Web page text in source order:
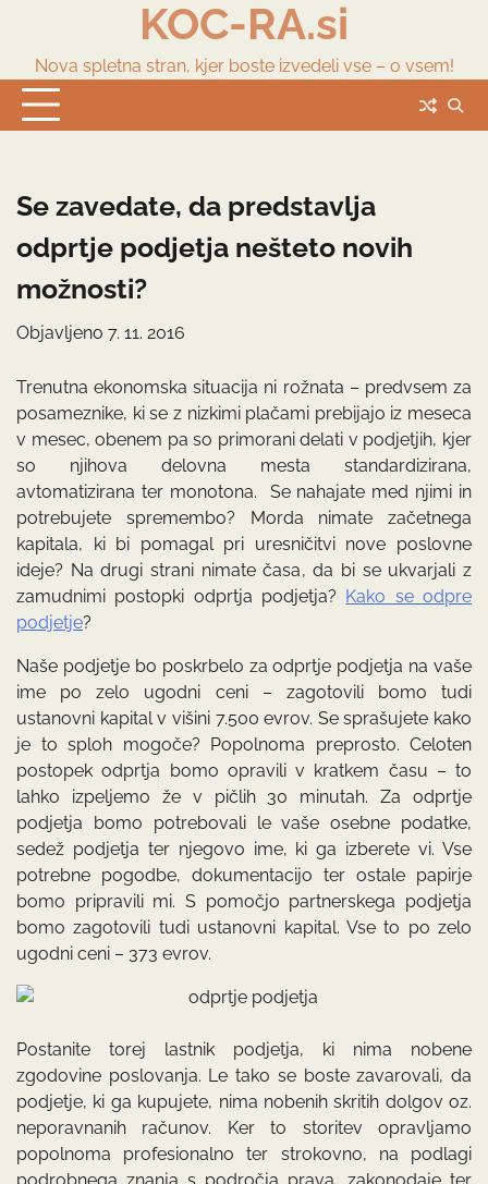
content
KOC-RA.si
Nova spletna stran, kjer boste izvedeli vse – o vsem!
Se zavedate, da predstavlja
odprtje podjetja nešteto novih
možnosti?
Objavljeno 7. 11. 2016
Trenutna ekonomska situacija ni rožnata – predvsem za
posameznike, ki se z nizkimi plačami prebijajo iz meseca
v mesec, obenem pa so primorani delati v podjetjih, kjer
so njihova delovna mesta standardizirana,
avtomatizirana ter monotona. Se nahajate med njimi in
potrebujete spremembo? Morda nimate začetnega
kapitala, ki bi pomagal pri uresničitvi nove poslovne
ideje? Na drugi strani nimate časa, da bi se ukvarjali z
zamudnimi postopki odprtja podjetja? Kako se odpre
podjetje?
Naše podjetje bo poskrbelo za odprtje podjetja na vaše
ime po zelo ugodni ceni – zagotovili bomo tudi
ustanovni kapital v višini 7.500 evrov. Se sprašujete kako
je to sploh mogoče? Popolnoma preprosto. Celoten
postopek odprtja bomo opravili v kratkem času – to
lahko izpeljemo že v pičlih 30 minutah. Za odprtje
podjetja bomo potrebovali le vaše osebne podatke,
sedež podjetja ter njegovo ime, ki ga izberete vi. Vse
potrebne pogodbe, dokumentacijo ter ostale papirje
bomo pripravili mi. S pomočjo partnerskega podjetja
bomo zagotovili tudi ustanovni kapital. Vse to po zelo
ugodni ceni – 373 evrov.
Postanite torej lastnik podjetja, ki nima nobene
zgodovine poslovanja. Le tako se boste zavarovali, da
podjetje, ki ga kupujete, nima nobenih skritih dolgov oz.
neporavnanih računov. Ker to storitev opravljamo
popolnoma profesionalno ter strokovno, na podlagi